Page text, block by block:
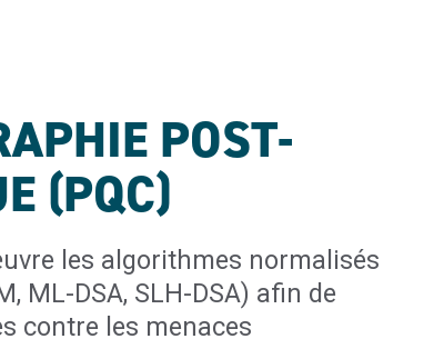
POST-
(PQC)
les algorithmes normalisés
ML-DSA, SLH-DSA) afin de
contre les menaces